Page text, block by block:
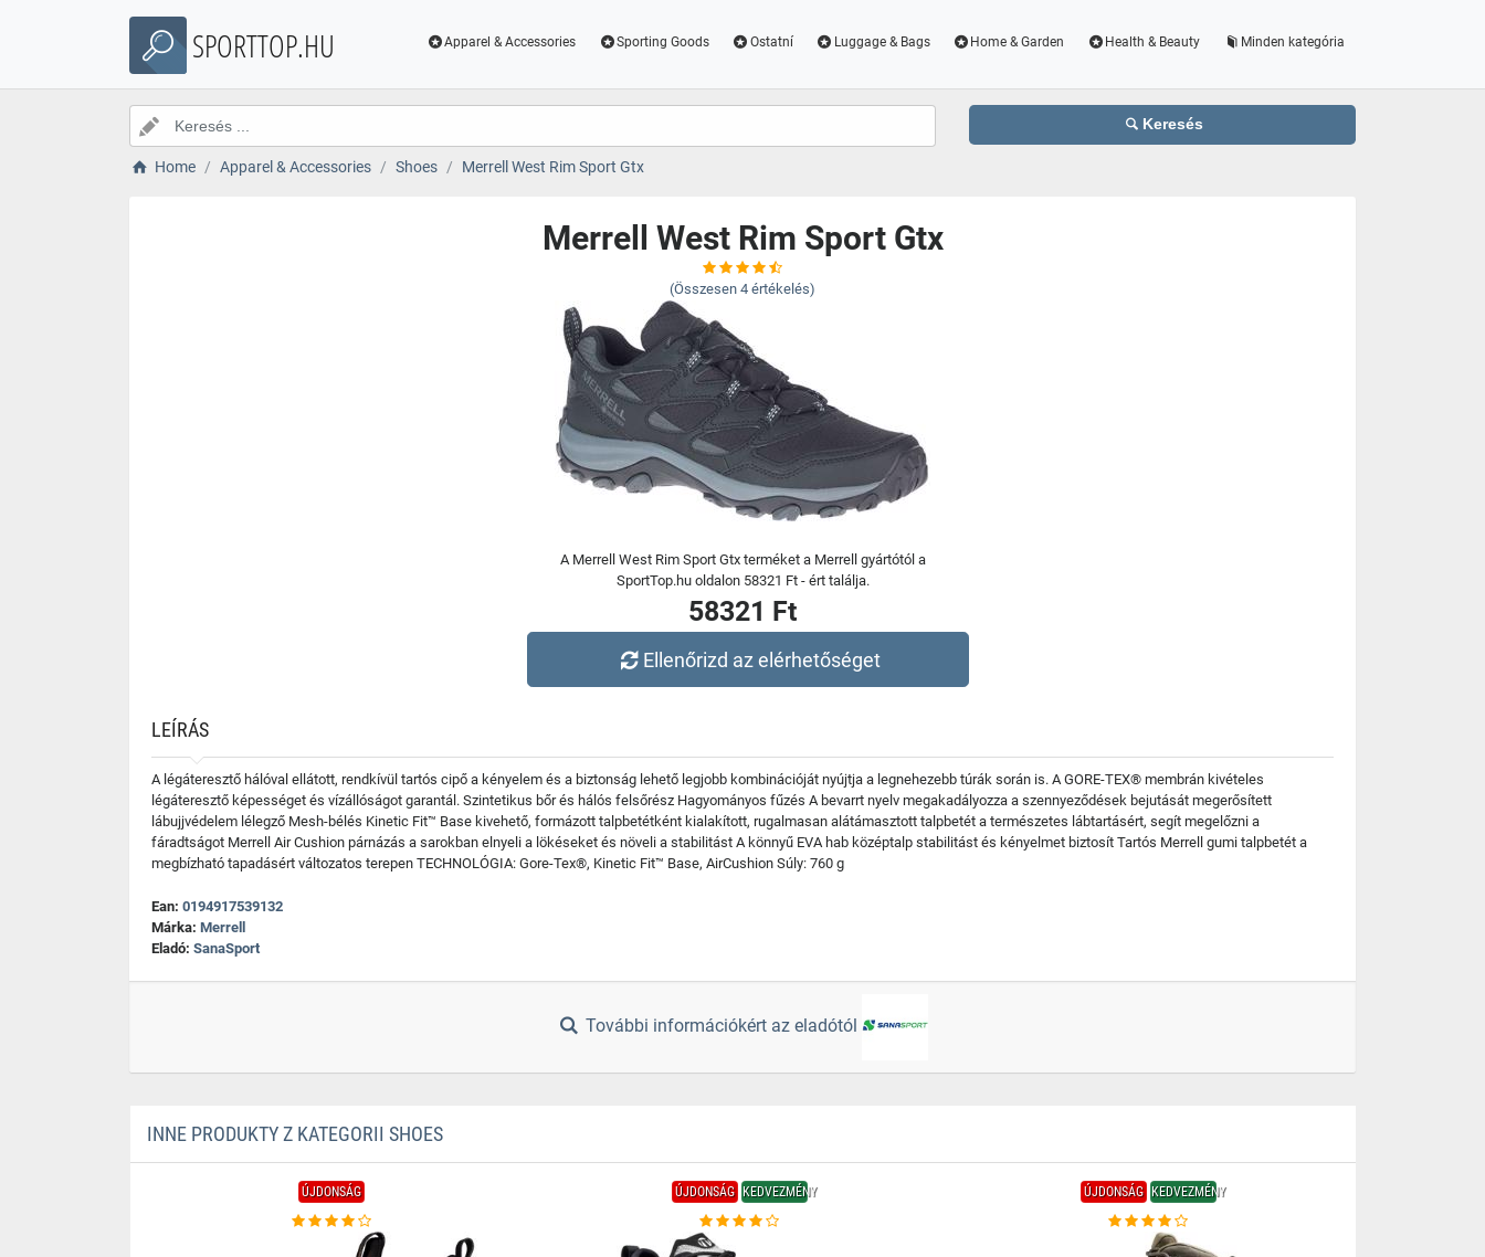
SPORTTOP.HU Apparel & Accessories Sporting Goods Ostatní Luggage & Bags Home & Garden Health & Beauty Minden kategória
Keresés
Home Apparel & Accessories Shoes Merrell West Rim Sport Gtx
Merrell West Rim Sport Gtx
(Összesen 4 értékelés)
A Merrell West Rim Sport Gtx terméket a Merrell gyártótól a
SportTop.hu oldalon 58321 Ft - ért találja.
58321 Ft
Ellenőrizd az elérhetőséget
LEÍRÁS
A légáteresztő hálóval ellátott, rendkívül tartós cipő a kényelem és a biztonság lehető legjobb kombinációját nyújtja a legnehezebb túrák során is. A GORE-TEX® membrán kivételes
légáteresztő képességet és vízállóságot garantál. Szintetikus bőr és hálós felsőrész Hagyományos fűzés A bevarrt nyelv megakadályozza a szennyeződések bejutását megerősített
lábujjvédelem lélegző Mesh-bélés Kinetic Fit™ Base kivehető, formázott talpbetétként kialakított, rugalmasan alátámasztott talpbetét a természetes lábtartásért, segít megelőzni a
fáradtságot Merrell Air Cushion párnázás a sarokban elnyeli a lökéseket és növeli a stabilitást A könnyű EVA hab középtalp stabilitást és kényelmet biztosít Tartós Merrell gumi talpbetét a
megbízható tapadásért változatos terepen TECHNOLÓGIA: Gore-Tex®, Kinetic Fit™ Base, AirCushion Súly: 760 g
Ean: 0194917539132
Márka: Merrell
Eladó: SanaSport
További információkért az eladótól
INNE PRODUKTY Z KATEGORII SHOES
ÚJDONSÁG ÚJDONSÁG KEDVEZMÉNY ÚJDONSÁG KEDVEZMÉNY